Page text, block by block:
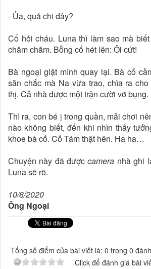
- Ủa, quả chi đây?
Cố hỏi cháu. Luna thì làm sao mà
chăm chăm. Bỗng cố hét lên: Ôi cứt!
Bà ngoại giật mình quay lại. Bà cố
săn chắc mà Na vừa trao, chìa ra
thị. Cả nhà được một trận cười vỡ bụng.
Thì ra, con bé ị trong quần, mải chơi
nào không biết, đến khi nhìn thấy
khoe bà cố. Cố Tám thật hên. Ha ha…
Chuyện này đã đượccamera nhà ghi
Luna sẽ rõ.
10/8/2020
Ông Ngoại
Tổng số điểm của bài viết là: 0 trong 0
Click để đánh giá bài